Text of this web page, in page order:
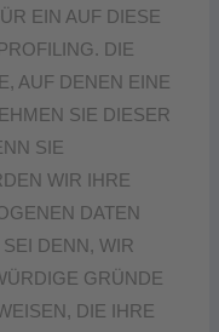
EIN AUF DIESE
DIE
AUF DENEN EINE
SIE DIESER
SIE
WIR IHRE
DATEN
DENN, WIR
GRÜNDE
DIE IHRE